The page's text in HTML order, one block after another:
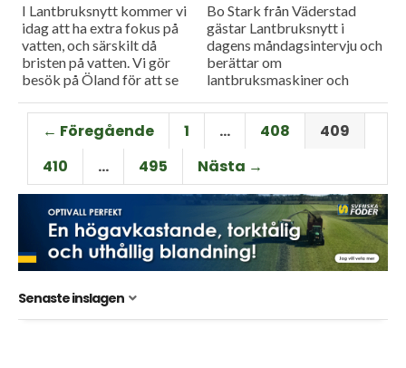
I Lantbruksnytt kommer vi
idag att ha extra fokus på
vatten, och särskilt då
bristen på vatten. Vi gör
besök på Öland för att se
lantbrukarna på...
Bo Stark från Väderstad
gästar Lantbruksnytt i
dagens måndagsintervju och
berättar om
lantbruksmaskiner och
← Föregående 1 … 408
409
410
… 495 Nästa →
Senaste inslagen